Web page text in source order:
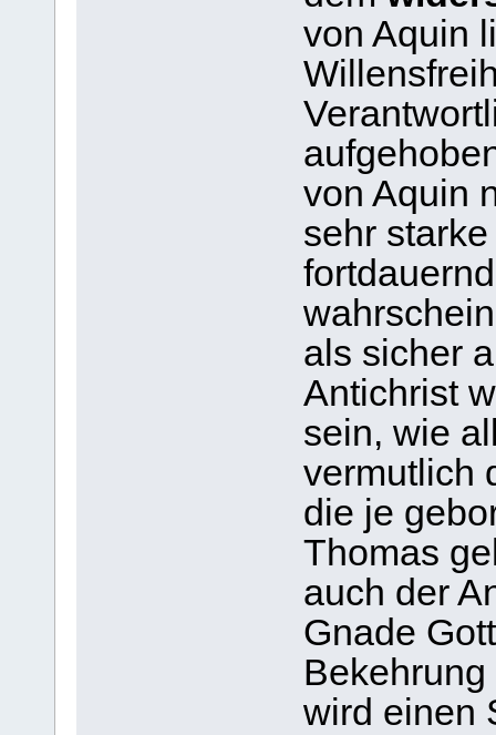
von Aquin
von Aquin
sehr
als sicher
Antichrist
sein, wie
vermutlich
die je
Thomas
auch der
Gnade
wird einen